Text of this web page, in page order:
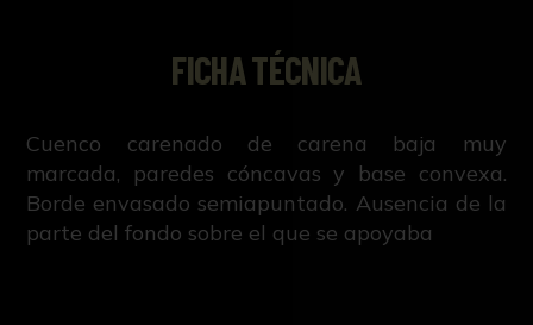
FICHA TÉCNICA
Cuenco carenado de carena baja muy
marcada, paredes cóncavas y base convexa.
Borde envasado semiapuntado. Ausencia de la
parte del fondo sobre el que se apoyaba